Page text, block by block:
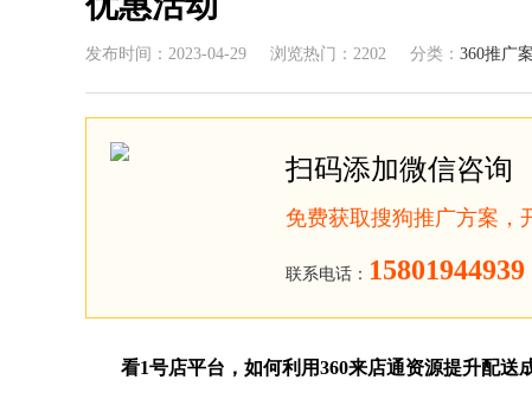
发布时间：2023-04-29 浏览热门：2202 分类： 360推广
扫码添加微信咨询
免费获取搜狗推广方案，
联系电话： 15801944939
看1号店平台，如何利用360来店通资源提升配送